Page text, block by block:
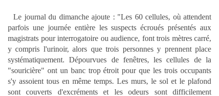
Le journal du dimanche ajoute : "Les 60 cellules, où attendent
parfois une journée entière les suspects écroués présentés aux
magistrats pour interrogatoire ou audience, font trois mètres carré,
y compris l'urinoir, alors que trois personnes y prennent place
systématiquement. Dépourvues de fenêtres, les cellules de la
"souricière" ont un banc trop étroit pour que les trois occupants
s'y assoient tous en même temps. Les murs, le sol et le plafond
sont couverts d'excréments et les odeurs sont difficilement